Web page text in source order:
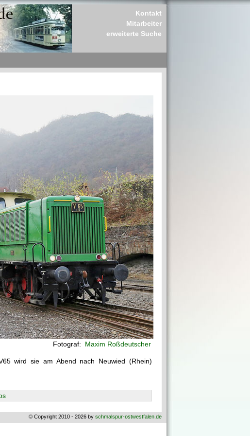
Kontakt
Mitarbeiter
erweiterte Suche
Fotograf: Maxim Roßdeutscher
wird sie am Abend nach Neuwied (Rhein)
© Copyright 2010 - 2026 by schmalspur-ostwestfalen.de